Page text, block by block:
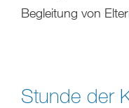
Begleitung von
Stunde der